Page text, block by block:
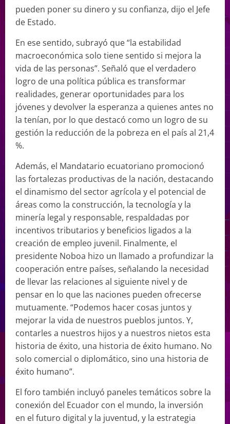
pueden poner su dinero y su confianza, dijo el Jefe
de Estado.
En ese sentido, subrayó que “la estabilidad
macroeconómica solo tiene sentido si mejora la
vida de las personas”. Señaló que el verdadero
logro de una política pública es transformar
realidades, generar oportunidades para los
jóvenes y devolver la esperanza a quienes antes no
la tenían, por lo que destacó como un logro de su
gestión la reducción de la pobreza en el país al 21,4
%.
Además, el Mandatario ecuatoriano promocionó
las fortalezas productivas de la nación, destacando
el dinamismo del sector agrícola y el potencial de
áreas como la construcción, la tecnología y la
minería legal y responsable, respaldadas por
incentivos tributarios y beneficios ligados a la
creación de empleo juvenil. Finalmente, el
presidente Noboa hizo un llamado a profundizar la
cooperación entre países, señalando la necesidad
de llevar las relaciones al siguiente nivel y de
pensar en lo que las naciones pueden ofrecerse
mutuamente. “Podemos hacer cosas juntos y
mejorar la vida de nuestros pueblos juntos. Y,
contarles a nuestros hijos y a nuestros nietos esta
historia de éxito, una historia de éxito humano. No
solo comercial o diplomático, sino una historia de
éxito humano”.
El foro también incluyó paneles temáticos sobre la
conexión del Ecuador con el mundo, la inversión
en el futuro digital y la juventud, y la estrategia